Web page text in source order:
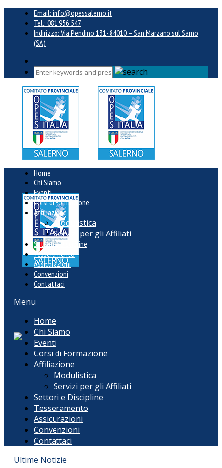
Email: info@opessalerno.it
Tel.: 081 956 547
Indirizzo: Via Pendino 131- 84010 – San Marzano sul Sarno
(SA)
Home
Chi Siamo
Eventi
Corsi di Formazione
Affiliazione
Modulistica
Servizi per gli Affiliati
Settori e Discipline
Tesseramento
Assicurazioni
Convenzioni
Contattaci
Menu
Home
Chi Siamo
Eventi
Corsi di Formazione
Affiliazione
Modulistica
Servizi per gli Affiliati
Settori e Discipline
Tesseramento
Assicurazioni
Convenzioni
Contattaci
Ultime Notizie